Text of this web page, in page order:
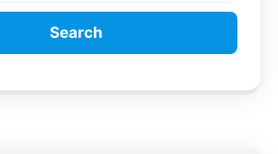
Search